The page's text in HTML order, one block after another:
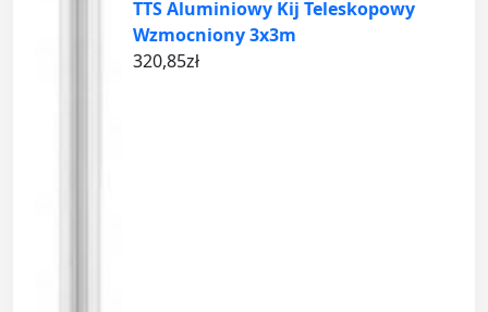
TTS Aluminiowy Kij Teleskopowy
Wzmocniony 3x3m
320,85zł